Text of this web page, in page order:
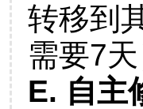
转移到
需要7天
E. 自主